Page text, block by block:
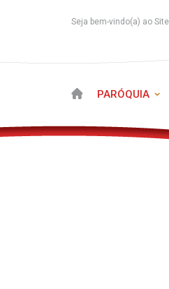
Seja bem-vindo(a) ao
PARÓQUIA